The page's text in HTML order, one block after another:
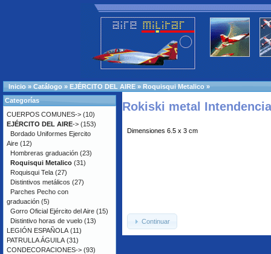
Inicio » Catálogo » EJÉRCITO DEL AIRE » Roquisqui Metalico »
Rokiski metal
Dimensiones 6.5 x 3 cm
Continuar
Categorías
CUERPOS COMUNES-> (10)
EJÉRCITO DEL AIRE-> (153)
Bordado Uniformes Ejercito
Aire (12)
Hombreras graduación (23)
Roquisqui Metalico (31)
Roquisqui Tela (27)
Distintivos metálicos (27)
Parches Pecho con
graduación (5)
Gorro Oficial Ejército del Aire (15)
Distintivo horas de vuelo (13)
LEGIÓN ESPAÑOLA (11)
PATRULLA ÁGUILA (31)
CONDECORACIONES-> (93)